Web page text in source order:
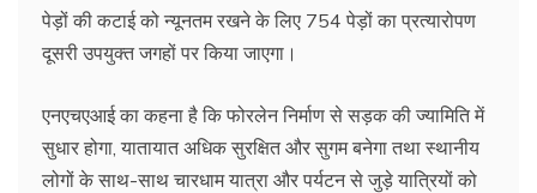
पेड़ों की कटाई को न्यूनतम रखने के लिए 754 पेड़ों का प्रत्यारोपण
दूसरी उपयुक्त जगहों पर किया जाएगा।
एनएचएआई का कहना है कि फोरलेन निर्माण से सड़क की ज्यामिति में
सुधार होगा, यातायात अधिक सुरक्षित और सुगम बनेगा तथा स्थानीय
लोगों के साथ-साथ चारधाम यात्रा और पर्यटन से जुड़े यात्रियों को